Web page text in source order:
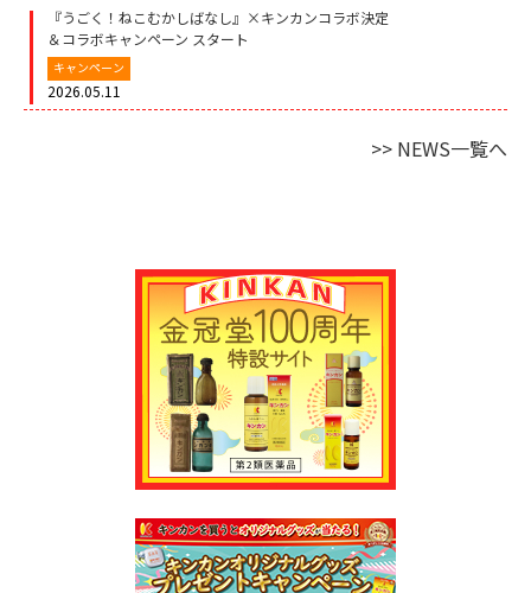
『うごく！ねこむかしばなし』×キンカンコラボ決定
＆コラボキャンペーン スタート
キャンペーン
2026.05.11
>> NEWS一覧へ